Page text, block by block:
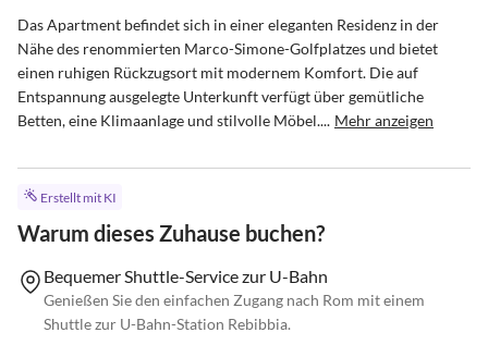
Das Apartment befindet sich in einer eleganten Residenz in der
Nähe des renommierten Marco-Simone-Golfplatzes und bietet
einen ruhigen Rückzugsort mit modernem Komfort. Die auf
Entspannung ausgelegte Unterkunft verfügt über gemütliche
Betten, eine Klimaanlage und stilvolle Möbel.... Mehr anzeigen
Erstellt mit KI
Warum dieses Zuhause buchen?
Bequemer Shuttle-Service zur U-Bahn
Genießen Sie den einfachen Zugang nach Rom mit einem
Shuttle zur U-Bahn-Station Rebibbia.